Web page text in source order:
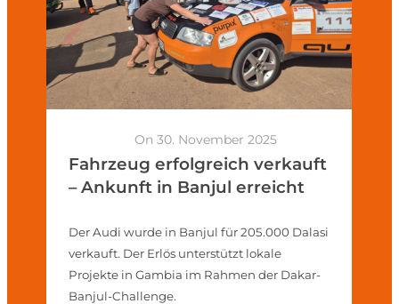
On 30. November 2025
Fahrzeug erfolgreich verkauft
– Ankunft in Banjul erreicht
Der Audi wurde in Banjul für 205.000 Dalasi
verkauft. Der Erlös unterstützt lokale
Projekte in Gambia im Rahmen der Dakar-
Banjul-Challenge.